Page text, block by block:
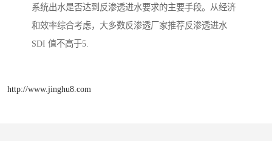
系统出水是否达到反渗透进水要求的主要手段。从经济
和效率综合考虑，大多数反渗透厂家推荐反渗透进水
SDI 值不高于5.
http://www.jinghu8.com